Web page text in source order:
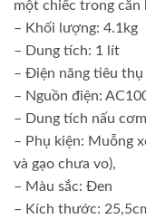
một chiếc trong căn
– Khối lượng: 4.1kg
– Dung tích: 1 lít
– Điện năng tiêu
– Nguồn điện:
– Dung tích nấu
– Phụ kiện: Muỗng
và gạo chưa vo),
– Màu sắc: Đen
– Kích thước: